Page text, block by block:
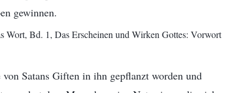
gewinnen.
Wort, Bd. 1, Das Erscheinen und Wirken Gottes: Vorwort
Satans Giften in ihn gepflanzt worden und